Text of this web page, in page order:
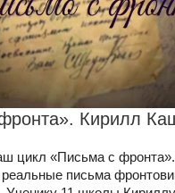
Кирилл
цикл «Письма с
письма